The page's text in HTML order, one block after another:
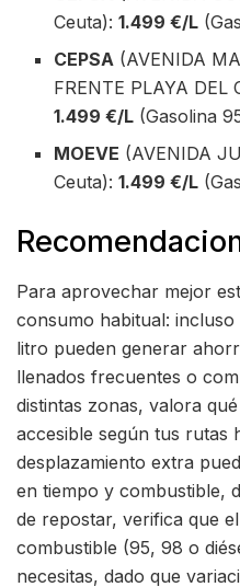
Ceuta):1.499 €/L
CEPSA (AVENIDA
FRENTE PLAYA DEL
1.499 €/L (Gasolina
MOEVE (AVENIDA
Ceuta):1.499 €/L
Para aprovechar mejor
consumo habitual:
litro pueden generar
llenados frecuentes o
distintas zonas, valora
accesible según tus rutas
desplazamiento extra
en tiempo y combustible,
de repostar, verifica que
combustible (95, 98 o
necesitas, dado que